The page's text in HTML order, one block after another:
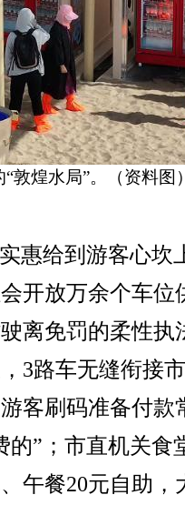
敦煌水局”。（资料图
给到游客心坎
开放万余个车位
离免罚的柔性执
3路车无缝衔接
客刷码准备付款
的”；市直机关食
午餐20元自助，